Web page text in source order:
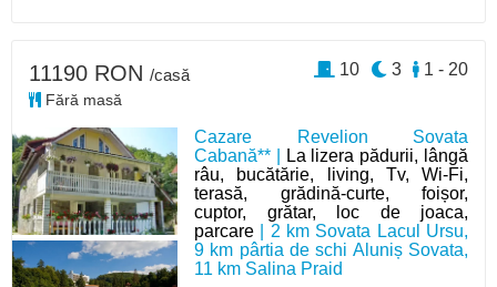
Cazare Revelion Sovata
Cabană** |
La lizera pădurii, lângă
râu, bucătărie, living, Tv, Wi-Fi,
terasă, grădină-curte, foișor,
cuptor, grătar, loc de joaca,
parcare | 2 km Sovata Lacul Ursu,
9 km pârtia de schi Aluniș Sovata,
11 km Salina Praid
11190 RON /casă
Fără masă
1 - 20
3
10